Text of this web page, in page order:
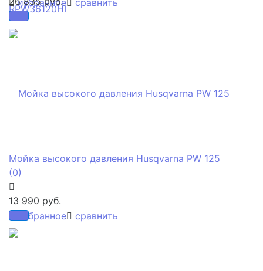
избранное сравнить
Мойка высокого давления Husqvarna PW 125
(0)
13 990 руб.